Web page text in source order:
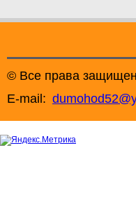
© Все права
E-mail: